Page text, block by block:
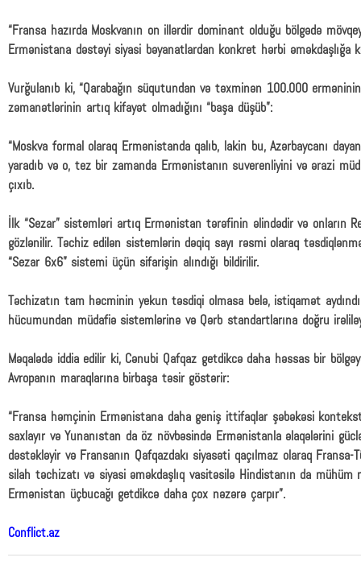
“Fransa hazırda Moskvanın on illərdir dominant olduğu bölgədə
Ermənistana dəstəyi siyasi bəyanatlardan konkret hərbi əməkdaşlığa
Vurğulanıb ki, “Qarabağın süqutundan və təxminən 100.000
zəmanətlərinin artıq kifayət olmadığını “başa düşüb”:
“Moskva formal olaraq Ermənistanda qalıb, lakin bu, Azərbaycanı
yaradıb və o, tez bir zamanda Ermənistanın suverenliyini və ərazi
çıxıb.
İlk “Sezar” sistemləri artıq Ermənistan tərəfinin əlindədir və onların
gözlənilir. Təchiz edilən sistemlərin dəqiq sayı rəsmi olaraq
“Sezar 6x6” sistemi üçün sifarişin alındığı bildirilir.
Təchizatın tam həcminin yekun təsdiqi olmasa belə, istiqamət
hücumundan müdafiə sistemlərinə və Qərb standartlarına doğru
Məqalədə iddia edilir ki, Cənubi Qafqaz getdikcə daha həssas bir
Avropanın maraqlarına birbaşa təsir göstərir:
“Fransa həmçinin Ermənistana daha geniş ittifaqlar şəbəkəsi
saxlayır və Yunanıstan da öz növbəsində Ermənistanla əlaqələrini
dəstəkləyir və Fransanın Qafqazdakı siyasəti qaçılmaz olaraq
silah təchizatı və siyasi əməkdaşlıq vasitəsilə Hindistanın da mühüm
Ermənistan üçbucağı getdikcə daha çox nəzərə çarpır”.
Conflict.az